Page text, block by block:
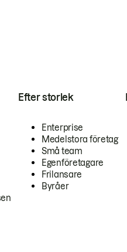
Efter storlek
Enterprise
Medelstora företag
Små team
Egenföretagare
Frilansare
Byråer